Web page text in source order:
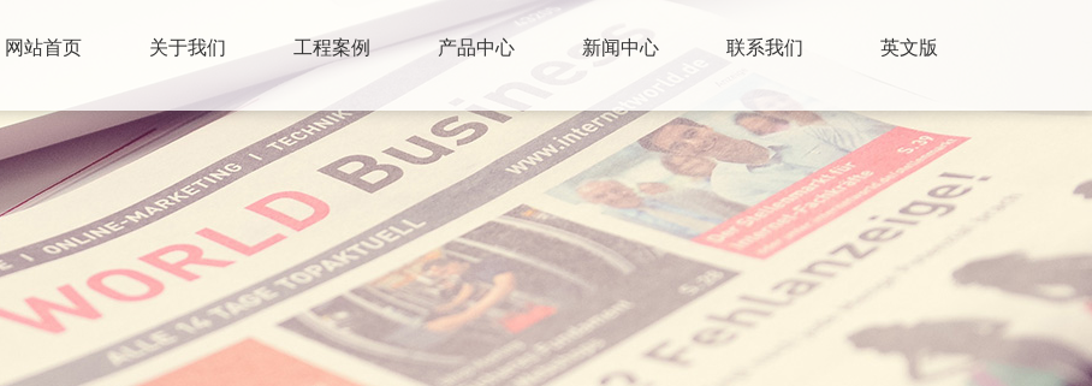
网站首页 关于我们 工程案例 产品中心 新闻中心 联系我们 英文版